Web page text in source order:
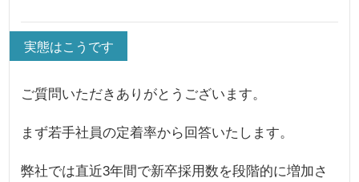
実態はこうです
ご質問いただきありがとうございます。
まず若手社員の定着率から回答いたします。
弊社では直近3年間で新卒採用数を段階的に増加さ